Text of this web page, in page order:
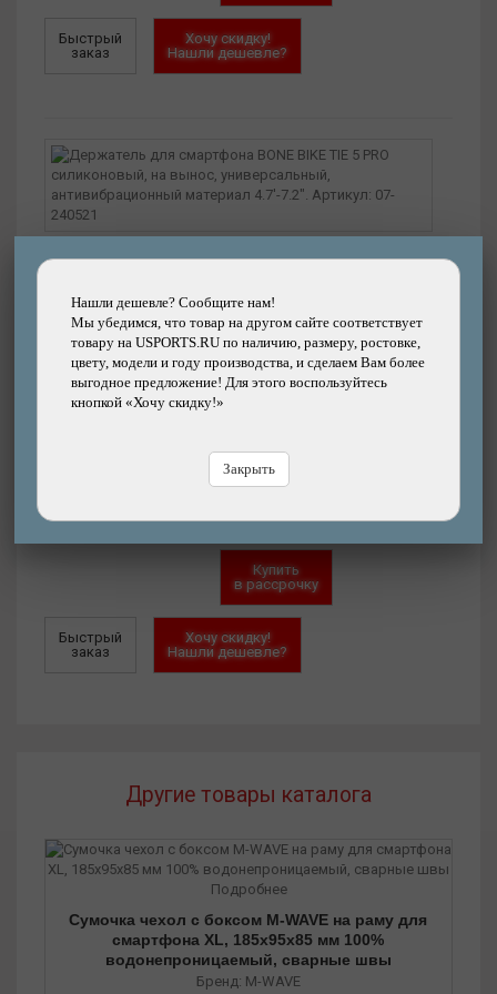
Нашли дешевле? Сообщите нам!
Мы убедимся, что товар на другом сайте соответствует
товару на USPORTS.RU по наличию, размеру, ростовке,
цвету, модели и году производства, и сделаем Вам более
выгодное предложение! Для этого воспользуйтесь
кнопкой «Хочу скидку!»
Закрыть
Быстрый
заказ
Хочу скидку!
Нашли дешевле?
Артикул: 07-240521
Цвет:Красный
в корзину
в кредит
Купить
в рассрочку
Быстрый
заказ
Хочу скидку!
Нашли дешевле?
Другие товары каталога
Подробнее
Сумочка чехол с боксом M-WAVE на раму для
смартфона XL, 185х95х85 мм 100%
водонепроницаемый, сварные швы
Бренд: M-WAVE